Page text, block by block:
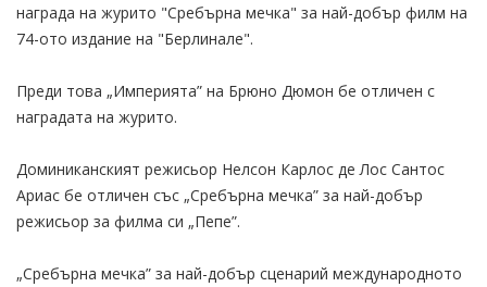
награда на журито "Сребърна мечка" за най-добър филм на
74-ото издание на "Берлинале".
Преди това „Империята” на Брюно Дюмон бе отличен с
наградата на журито.
Доминиканският режисьор Нелсон Карлос де Лос Сантос
Ариас бе отличен със „Сребърна мечка” за най-добър
режисьор за филма си „Пепе”.
„Сребърна мечка” за най-добър сценарий международното